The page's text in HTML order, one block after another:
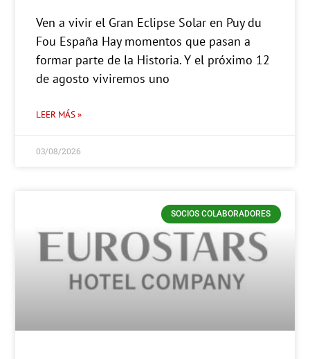
Ven a vivir el Gran Eclipse Solar en Puy du
Fou España Hay momentos que pasan a
formar parte de la Historia. Y el próximo 12
de agosto viviremos uno
LEER MÁS »
03/08/2026
SOCIOS COLABORADORES